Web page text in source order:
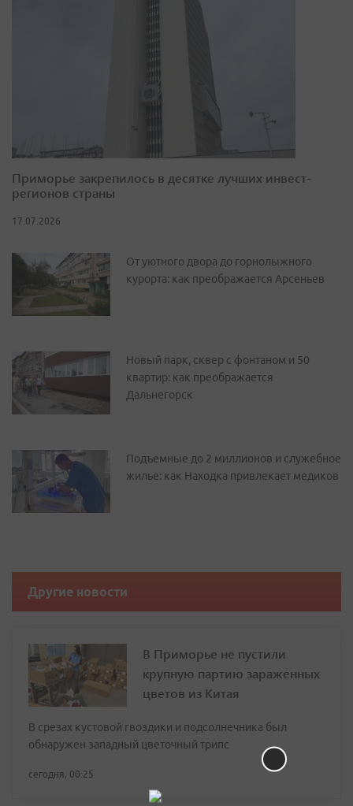
Приморье закрепилось в десятке лучших инвест-
регионов страны
17.07.2026
От уютного двора до горнолыжного
курорта: как преображается Арсеньев
Новый парк, сквер с фонтаном и 50
квартир: как преображается
Дальнегорск
Подъемные до 2 миллионов и служебное
жилье: как Находка привлекает медиков
Другие новости
В Приморье не пустили
крупную партию зараженных
цветов из Китая
В срезах кустовой гвоздики и подсолнечника был
обнаружен западный цветочный трипс
сегодня, 00:25